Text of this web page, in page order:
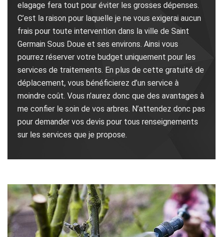
elagage fera tout pour éviter les grosses dépenses.
C’est la raison pour laquelle je ne vous exigerai aucun
frais pour toute intervention dans la ville de Saint
Germain Sous Doue et ses environs. Ainsi vous
pourrez réserver votre budget uniquement pour les
services de traitements. En plus de cette gratuité de
déplacement, vous bénéficierez d’un service à
moindre coût. Vous n’aurez donc que des avantages à
me confier le soin de vos arbres. N’attendez donc pas
pour demander vos devis pour tous renseignements
sur les services que je propose.